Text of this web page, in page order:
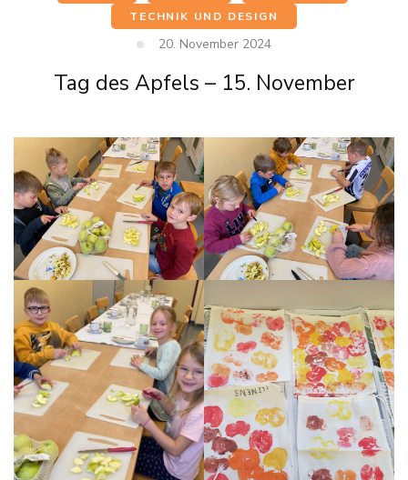
TECHNIK UND DESIGN
20. November 2024
Tag des Apfels – 15. November